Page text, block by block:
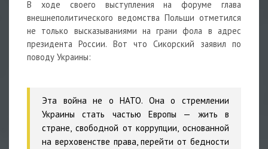
В ходе своего выступления на форуме глава
внешнеполитического ведомства Польши отметился
не только высказываниями на грани фола в адрес
президента России. Вот что Сикорский заявил по
поводу Украины:
Эта война не о НАТО. Она о стремлении
Украины стать частью Европы — жить в
стране, свободной от коррупции, основанной
на верховенстве права, перейти от бедности